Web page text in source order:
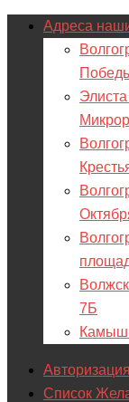
Адреса
7Б
Список